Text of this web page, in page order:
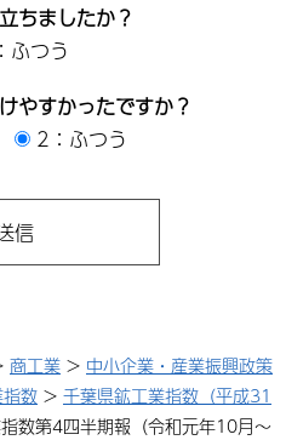
ちましたか？
ふつう
やすかったですか？
2：ふつう
商工業 > 中小企業・産業振興政策
数 > 千葉県鉱工業指数（平成31
数第4四半期報（令和元年10月～